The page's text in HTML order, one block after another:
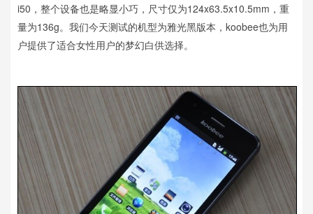
i50，整个设备也是略显小巧，尺寸仅为124x63.5x10.5mm，重
量为136g。我们今天测试的机型为雅光黑版本，koobee也为用
户提供了适合女性用户的梦幻白供选择。